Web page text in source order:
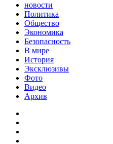
новости
Политика
Общество
Экономика
Безопасность
В мире
История
Эксклюзивы
Фото
Видео
Архив